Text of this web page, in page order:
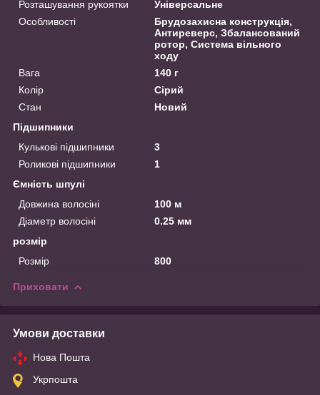
Розташування рукоятки
Універсальне
Особливості
Брудозахисна конструкція,
Антиреверс, Збалансований
ротор, Система вільного
ходу
Вага
140 г
Колір
Сірий
Стан
Новий
Підшипники
Кулькові підшипники
3
Роликові підшипники
1
Ємність шпулі
Довжина волосіні
100 м
Діаметр волосіні
0.25 мм
розмір
Розмір
800
Приховати
Умови доставки
Нова Пошта
Укрпошта